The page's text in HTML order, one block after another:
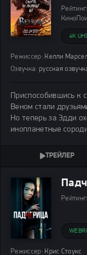
4K
Режиссер: Келли
Озвучка: русская
Приспособившись к
Веном стали
Но теперь за Эдди
инопланетные
Режиссер: Крис Стоукс